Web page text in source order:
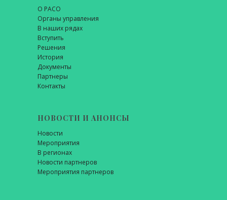
О РАСО
Органы управления
В наших рядах
Вступить
Решения
История
Документы
Партнеры
Контакты
НОВОСТИ И АНОНСЫ
Новости
Мероприятия
В регионах
Новости партнеров
Мероприятия партнеров